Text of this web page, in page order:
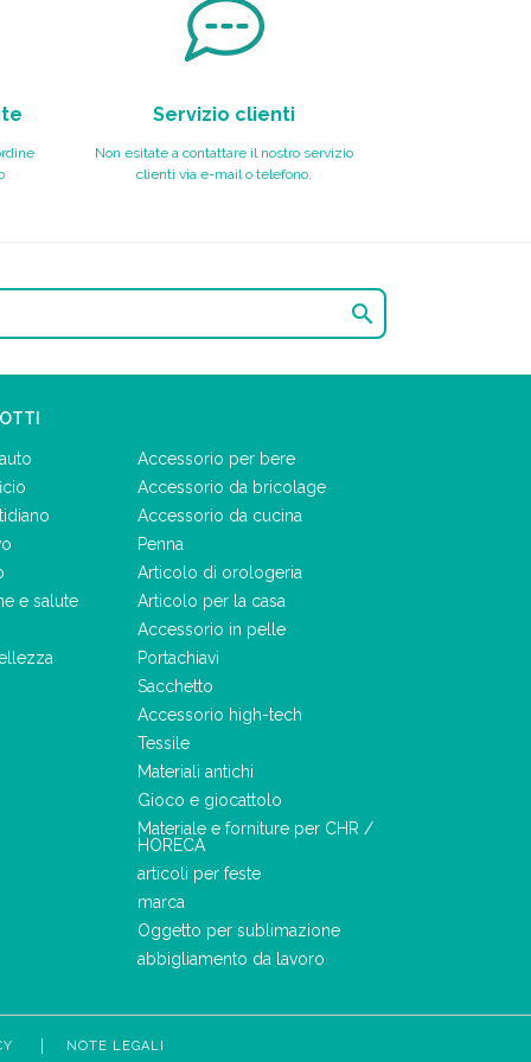
Servizio clienti
Non esitate a contattare il nostro servizio
clienti via e-mail o telefono.

e salute
Accessorio per bere
Accessorio da bricolage
Accessorio da cucina
Penna
Articolo di orologeria
Articolo per la casa
Accessorio in pelle
Portachiavi
Sacchetto
Accessorio high-tech
Tessile
Materiali antichi
Gioco e giocattolo
Materiale e forniture per CHR /
HORECA
articoli per feste
marca
Oggetto per sublimazione
abbigliamento da lavoro
NOTE LEGALI